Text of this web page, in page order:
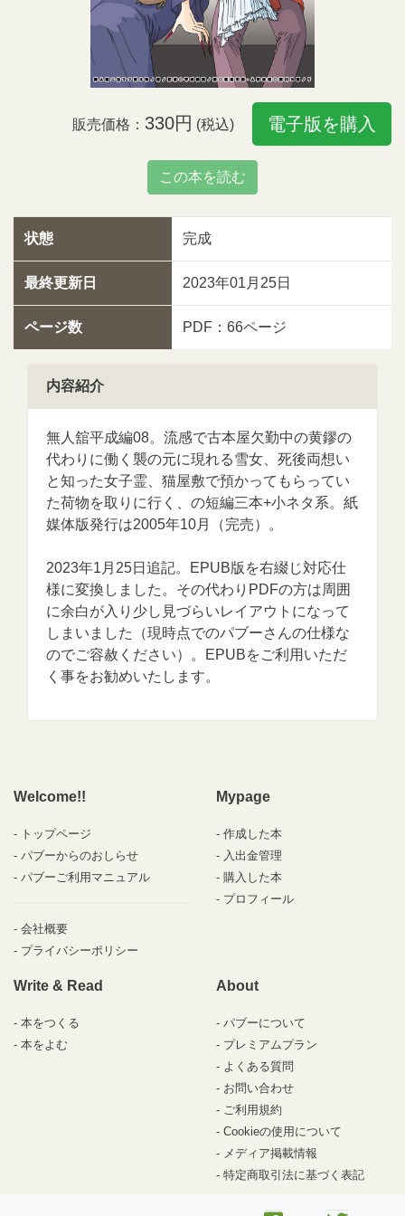
販売価格： 330円 (税込) 電子版を購入
この本を読む
状態 完成
最終更新日 2023年01月25日
ページ数 PDF：66ページ
内容紹介
無人舘平成編08。流感で古本屋欠勤中の黄鏐の
代わりに働く襲の元に現れる雪女、死後両想い
と知った女子霊、猫屋敷で預かってもらってい
た荷物を取りに行く、の短編三本+小ネタ系。紙
媒体版発行は2005年10月（完売）。
2023年1月25日追記。EPUB版を右綴じ対応仕
様に変換しました。その代わりPDFの方は周囲
に余白が入り少し見づらいレイアウトになって
しまいました（現時点でのパブーさんの仕様な
のでご容赦ください）。EPUBをご利用いただ
く事をお勧めいたします。
Welcome!!
トップページ
パブーからのおしらせ
パブーご利用マニュアル
会社概要
プライバシーポリシー
Mypage
作成した本
入出金管理
購入した本
プロフィール
Write & Read
本をつくる
本をよむ
About
パブーについて
プレミアムプラン
よくある質問
お問い合わせ
ご利用規約
Cookieの使用について
メディア掲載情報
特定商取引法に基づく表記